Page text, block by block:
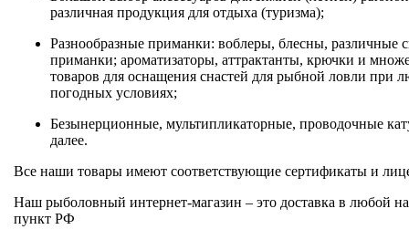
различная продукция для отдыха (туризма);
Разнообразные приманки: воблеры, блесны, различные
приманки; ароматизаторы, аттрактанты, крючки и
товаров для оснащения снастей для рыбной ловли при
погодных условиях;
Безынерционные, мультипликаторные, проводочные
далее.
Все наши товары имеют соответствующие сертификаты и
Наш рыболовный интернет-магазин – это доставка в любой
пункт РФ